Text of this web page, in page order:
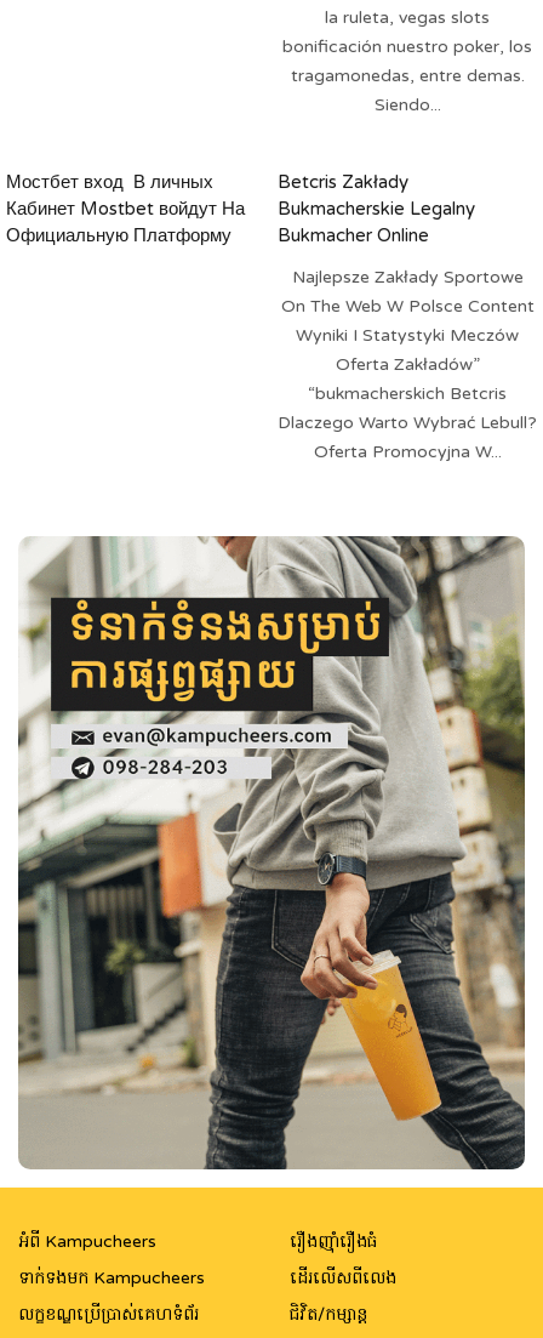
la ruleta, vegas slots
bonificación nuestro poker, los
tragamonedas, entre demas.
Siendo...
Мостбет вход ️ В личных
Кабинет Mostbet войдут На
Официальную Платформу
Betcris Zakłady
Bukmacherskie Legalny
Bukmacher Online
Najlepsze Zakłady Sportowe
On The Web W Polsce Content
Wyniki I Statystyki Meczów
Oferta Zakładów”
“bukmacherskich Betcris
Dlaczego Warto Wybrać Lebull?
Oferta Promocyjna W...
អំពី Kampucheers
ទាក់ទងមក Kampucheers
លក្ខខណ្ឌប្រើប្រាស់គេហទំព័រ
រឿងញ៉ាំរឿងធំ
ដើរលើសពីលេង
ជិវិត/កម្សាន្ត